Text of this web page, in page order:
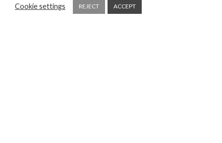
Cookie settings REJECT ACCEPT